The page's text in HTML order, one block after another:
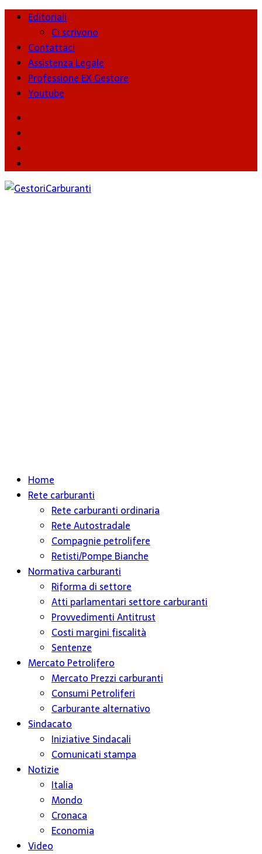
Editoriali
Ci scrivono
Contattaci
Assistenza Legale
Professione EX Gestore
Youtube
Home
Rete carburanti
Rete carburanti ordinaria
Rete Autostradale
Compagnie petrolifere
Retisti/Pompe Bianche
Normativa carburanti
Riforma di settore
Atti parlamentari settore carburanti
Provvedimenti Antitrust
Costi margini fiscalità
Sentenze
Mercato Petrolifero
Mercato Prezzi carburanti
Consumi Petroliferi
Carburante alternativo
Sindacato
Iniziative Sindacali
Comunicati stampa
Notizie
Italia
Mondo
Cronaca
Economia
Video